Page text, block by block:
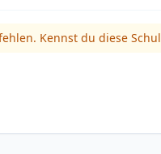
Kennst du diese